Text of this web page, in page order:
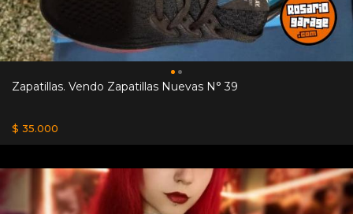
Zapatillas. Vendo Zapatillas Nuevas N° 39
$ 35.000